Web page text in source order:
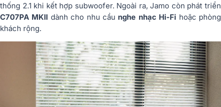
thống 2.1 khi kết hợp subwoofer. Ngoài ra, Jamo còn phát triển
C707PA MKII dành cho nhu cầu nghe nhạc Hi-Fi hoặc phòng
khách rộng.